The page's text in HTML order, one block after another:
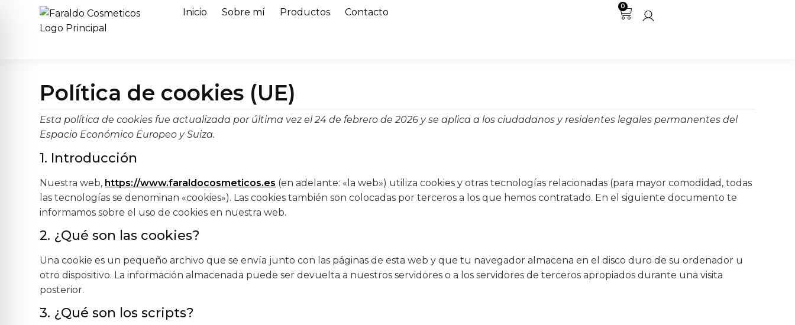
Inicio Sobre mí Productos Contacto
0
Política de cookies (UE)
Esta política de cookies fue actualizada por última vez el 24 de febrero de 2026 y se aplica a los ciudadanos y residentes legales permanentes del
Espacio Económico Europeo y Suiza.
1. Introducción
Nuestra web, https://www.faraldocosmeticos.es (en adelante: «la web») utiliza cookies y otras tecnologías relacionadas (para mayor comodidad, todas
las tecnologías se denominan «cookies»). Las cookies también son colocadas por terceros a los que hemos contratado. En el siguiente documento te
informamos sobre el uso de cookies en nuestra web.
2. ¿Qué son las cookies?
Una cookie es un pequeño archivo que se envía junto con las páginas de esta web y que tu navegador almacena en el disco duro de su ordenador u
otro dispositivo. La información almacenada puede ser devuelta a nuestros servidores o a los servidores de terceros apropiados durante una visita
posterior.
3. ¿Qué son los scripts?